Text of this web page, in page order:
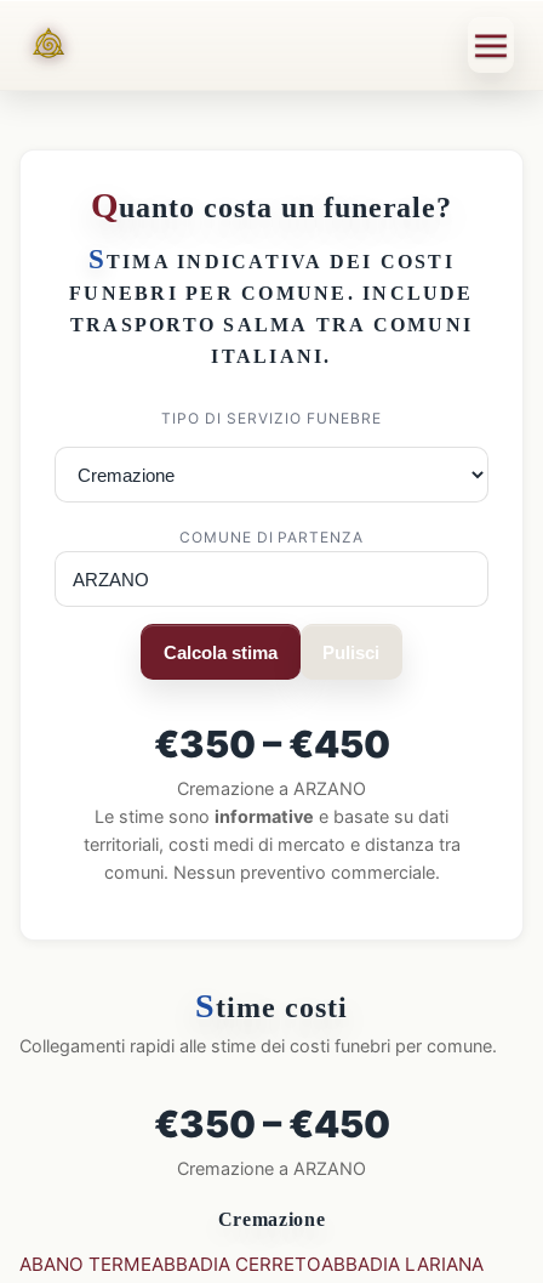
Quanto costa un funerale?
STIMA INDICATIVA DEI COSTI
FUNEBRI PER COMUNE . INCLUDE
TRASPORTO SALMA TRA COMUNI
ITALIANI.
TIPO DI SERVIZIO FUNEBRE
COMUNE DI PARTENZA
Calcola stima Pulisci
€350 – €450
Cremazione a ARZANO
Le stime sono informative e basate su dati
territoriali, costi medi di mercato e distanza tra
comuni. Nessun preventivo commerciale.
Stime costi
Collegamenti rapidi alle stime dei costi funebri per comune.
€350 – €450
Cremazione a ARZANO
Cremazione
ABANO TERMEABBADIA CERRETOABBADIA LARIANA